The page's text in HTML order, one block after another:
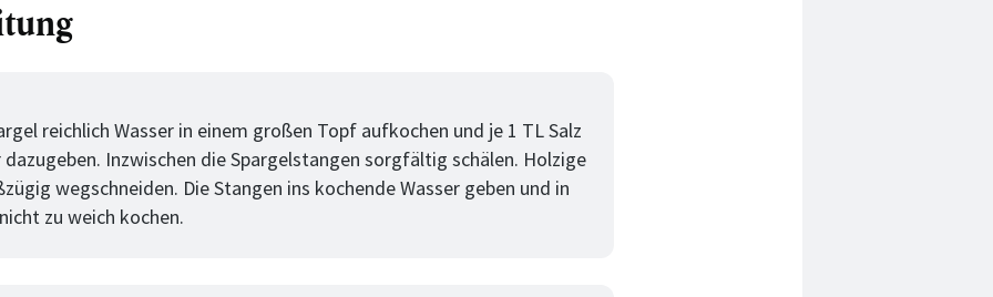
reichlich Wasser in einem großen Topf aufkochen und je 1 TL Salz
dazugeben. Inzwischen die Spargelstangen sorgfältig schälen. Holzige
wegschneiden. Die Stangen ins kochende Wasser geben und in
zu weich kochen.